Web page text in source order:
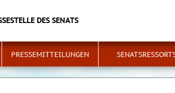
DES SENATS
PRESSEMITTEILUNGEN